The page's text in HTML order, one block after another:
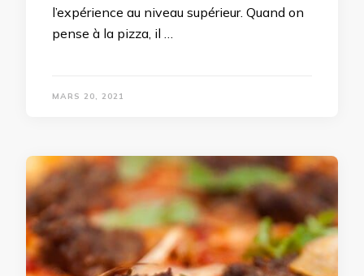
l’expérience au niveau supérieur. Quand on
pense à la pizza, il …
MARS 20, 2021